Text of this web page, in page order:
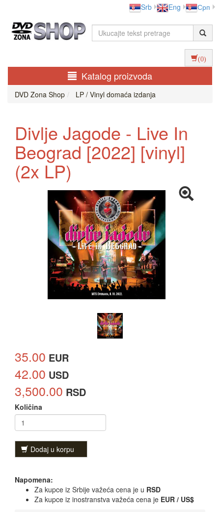
Srb Eng Срп
(0)
Katalog proizvoda
DVD Zona Shop LP / Vinyl domaća izdanja
Divlje Jagode - Live In
Beograd [2022] [vinyl]
(2x LP)
35.00 EUR
42.00 USD
3,500.00 RSD
Količina
Dodaj u korpu
Napomena:
Za kupce iz Srbije važeća cena je u RSD
Za kupce iz inostranstva važeća cena je EUR / US$